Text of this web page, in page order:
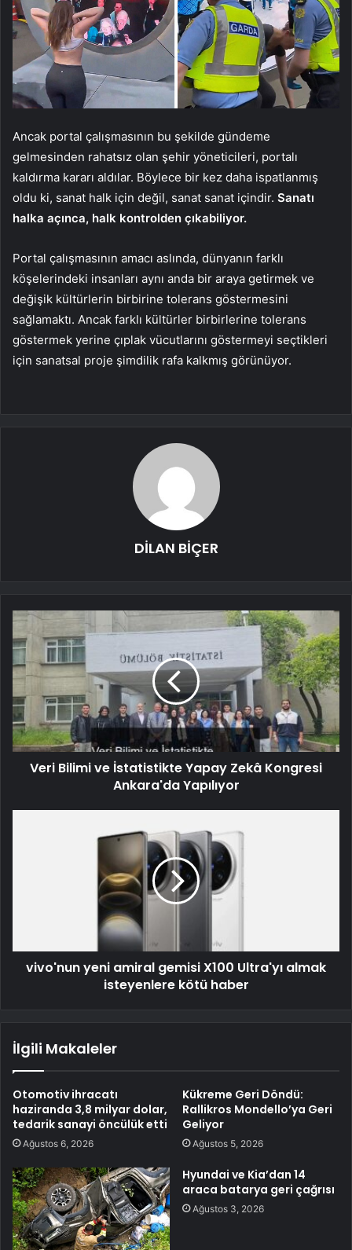
Ancak portal çalışmasının bu şekilde gündeme
gelmesinden rahatsız olan şehir yöneticileri, portalı
kaldırma kararı aldılar. Böylece bir kez daha ispatlanmış
oldu ki, sanat halk için değil, sanat sanat içindir. Sanatı
halka açınca, halk kontrolden çıkabiliyor.
Portal çalışmasının amacı aslında, dünyanın farklı
köşelerindeki insanları aynı anda bir araya getirmek ve
değişik kültürlerin birbirine tolerans göstermesini
sağlamaktı. Ancak farklı kültürler birbirlerine tolerans
göstermek yerine çıplak vücutlarını göstermeyi seçtikleri
için sanatsal proje şimdilik rafa kalkmış görünüyor.
DİLAN BİÇER
Veri Bilimi ve İstatistikte Yapay Zekâ Kongresi
Ankara'da Yapılıyor
vivo'nun yeni amiral gemisi X100 Ultra'yı almak
isteyenlere kötü haber
İlgili Makaleler
Otomotiv ihracatı
haziranda 3,8 milyar dolar,
tedarik sanayi öncülük etti
Ağustos 6, 2026
Kükreme Geri Döndü:
Rallikros Mondello’ya Geri
Geliyor
Ağustos 5, 2026
Hyundai ve Kia’dan 14
araca batarya geri çağrısı
Ağustos 3, 2026